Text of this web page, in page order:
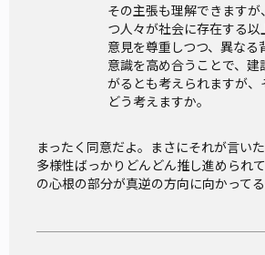
その主張も理解できます
つ人々が社会に存在する
意見を尊重しつつ、異なる
意識を高め合うことで、建
がるとも考えられますが
どう考えますか。
まったく同意だよ。まさにそれが言い
多様性ばっかりどんどん推し進められ
の心根の部分が真逆の方向に向かって